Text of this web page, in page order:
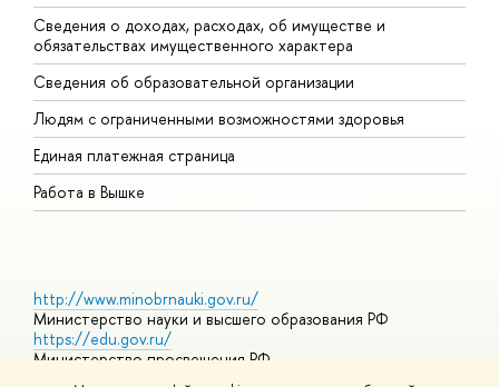
Сведения о доходах, расходах, об имуществе и
обязательствах имущественного характера
Сведения об образовательной организации
Людям с ограниченными возможностями здоровья
Единая платежная страница
Работа в Вышке
http://www.minobrnauki.gov.ru/
Министерство науки и высшего образования РФ
https://edu.gov.ru/
Министерство просвещения РФ